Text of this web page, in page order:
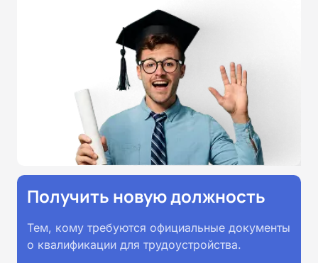
Получить новую должность
Тем, кому требуются официальные документы
о квалификации для трудоустройства.